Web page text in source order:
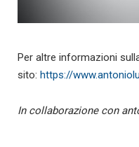
Per altre informazioni
sito: https://
In collaborazione con